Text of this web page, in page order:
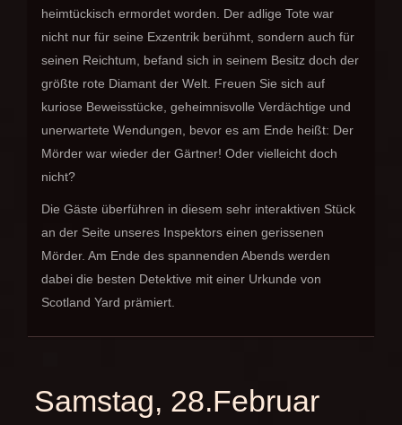
heimtückisch ermordet worden. Der adlige Tote war
nicht nur für seine Exzentrik berühmt, sondern auch für
seinen Reichtum, befand sich in seinem Besitz doch der
größte rote Diamant der Welt. Freuen Sie sich auf
kuriose Beweisstücke, geheimnisvolle Verdächtige und
unerwartete Wendungen, bevor es am Ende heißt: Der
Mörder war wieder der Gärtner! Oder vielleicht doch
nicht?
Die Gäste überführen in diesem sehr interaktiven Stück
an der Seite unseres Inspektors einen gerissenen
Mörder. Am Ende des spannenden Abends werden
dabei die besten Detektive mit einer Urkunde von
Scotland Yard prämiert.
Samstag, 28.Februar